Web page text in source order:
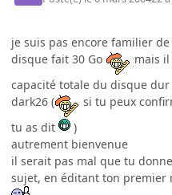
je suis pas encore familier
disque fait 30 Go
mais
capacité totale du disque
dark26 (
si tu peux
tu as dit
)
autrement bienvenue
il serait pas mal que tu
sujet, en éditant ton premier